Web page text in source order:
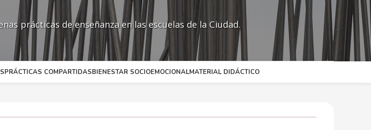
prácticas de enseñanza en las escuelas de la Ciudad.
PRÁCTICAS COMPARTIDASBIENESTAR SOCIOEMOCIONALMATERIAL DIDÁCTICO